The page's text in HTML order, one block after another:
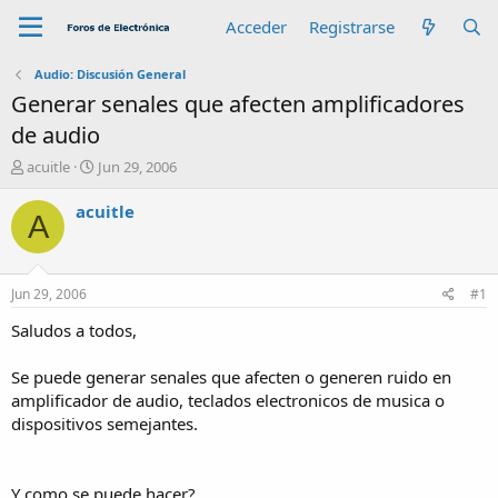
Acceder Registrarse
Audio: Discusión General
Generar senales que afecten amplificadores
de audio
A
t
o
r
acuitle
F
c
n
i
o
Jun 29, 2006
A acuitle
Jun 29, 2006 #1
Saludos a todos,
Se puede generar senales que afecten o generen ruido en
amplificador de audio, teclados electronicos de musica o
dispositivos semejantes.
Y como se puede hacer?